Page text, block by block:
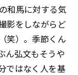
和馬に対する気
影をしながらど
笑）。季節くん
ん弘文もそうや
ではなく人を基